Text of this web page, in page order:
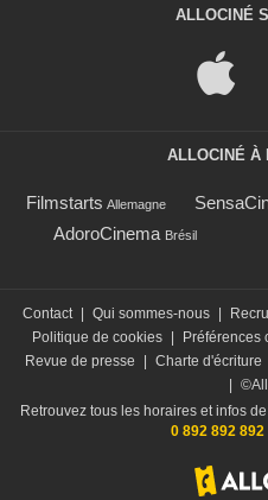
ALLOCINÉ
ALLOCINÉ À
Filmstarts Allemagne
AdoroCinema Brésil
Contact Qui sommes-nous
Politique de cookies
Préférences
Revue de presse
Charte d'écriture
Retrouvez tous les horaires et infos
0 892 892 892